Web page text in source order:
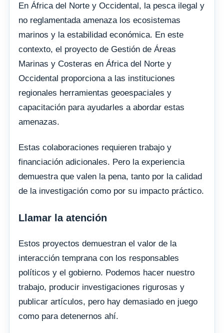
En África del Norte y Occidental, la pesca ilegal y
no reglamentada amenaza los ecosistemas
marinos y la estabilidad económica. En este
contexto, el proyecto de Gestión de Áreas
Marinas y Costeras en África del Norte y
Occidental proporciona a las instituciones
regionales herramientas geoespaciales y
capacitación para ayudarles a abordar estas
amenazas.
Estas colaboraciones requieren trabajo y
financiación adicionales. Pero la experiencia
demuestra que valen la pena, tanto por la calidad
de la investigación como por su impacto práctico.
Llamar la atención
Estos proyectos demuestran el valor de la
interacción temprana con los responsables
políticos y el gobierno. Podemos hacer nuestro
trabajo, producir investigaciones rigurosas y
publicar artículos, pero hay demasiado en juego
como para detenernos ahí.